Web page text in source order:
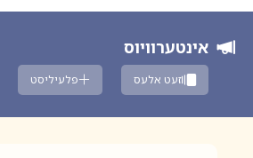
אינטערוויוס
פלעיליסט זעט אלעס